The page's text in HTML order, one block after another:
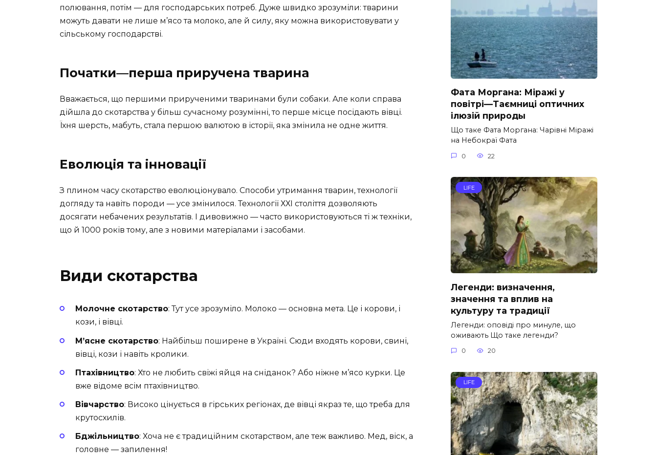
полювання, потім — для господарських потреб. Дуже швидко зрозуміли: тварини
можуть давати не лише м’ясо та молоко, але й силу, яку можна використовувати у
сільському господарстві.
Початки—перша приручена тварина
Вважається, що першими прирученими тваринами були собаки. Але коли справа
дійшла до скотарства у більш сучасному розумінні, то перше місце посідають вівці.
Їхня шерсть, мабуть, стала першою валютою в історії, яка змінила не одне життя.
Еволюція та інновації
З плином часу скотарство еволюціонувало. Способи утримання тварин, технології
догляду та навіть породи — усе змінилося. Технології ХХІ століття дозволяють
досягати небачених результатів. І дивовижно — часто використовуються ті ж техніки,
що й 1000 років тому, але з новими матеріалами і засобами.
Види скотарства
Молочне скотарство: Тут усе зрозуміло. Молоко — основна мета. Це і корови, і
кози, і вівці.
М’ясне скотарство: Найбільш поширене в Україні. Сюди входять корови, свині,
вівці, кози і навіть кролики.
Птахівництво: Хто не любить свіжі яйця на сніданок? Або ніжне м’ясо курки. Це
вже відоме всім птахівництво.
Вівчарство: Високо цінується в гірських регіонах, де вівці якраз те, що треба для
крутосхилів.
Бджільництво: Хоча не є традиційним скотарством, але теж важливо. Мед, віск, а
головне — запилення!
Фата Моргана: Міражі у
повітрі—Таємниці оптичних
ілюзій природы
Що таке Фата Моргана: Чарівні Міражі
на Небокраї Фата
0 22
LIFE
Легенди: визначення,
значення та вплив на
культуру та традиції
Легенди: оповіді про минуле, що
оживають Що таке легенди?
0 20
LIFE